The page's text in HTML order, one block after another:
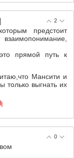
2
предстоит
прямой путь к
Мансити и
только выгнать их
0